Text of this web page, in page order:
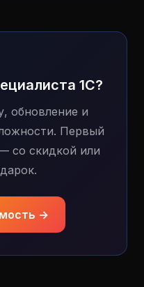
1С?
обновление и
Первый
со скидкой или
→